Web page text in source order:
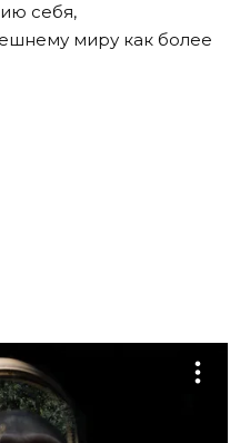
себя,
миру как более